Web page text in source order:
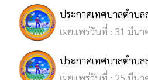
ประกาศเทศบาลตำบล
เผยแพร่วันที่ : 31 มีนา
ประกาศเทศบาลตำบล